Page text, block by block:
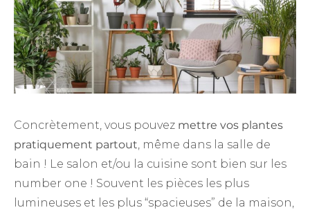
Concrètement, vous pouvez mettre vos plantes
pratiquement partout, même dans la salle de
bain ! Le salon et/ou la cuisine sont bien sur les
number one ! Souvent les pièces les plus
lumineuses et les plus “spacieuses” de la maison,